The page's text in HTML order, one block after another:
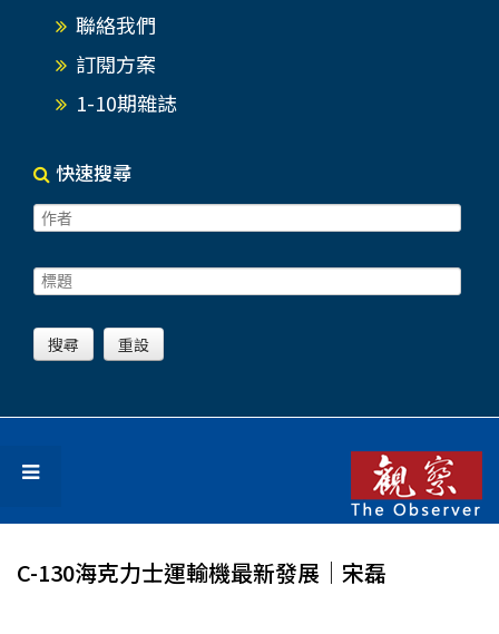
聯絡我們
訂閱方案
1-10期雜誌
快速搜尋
C-130海克力士運輸機最新發展│宋磊